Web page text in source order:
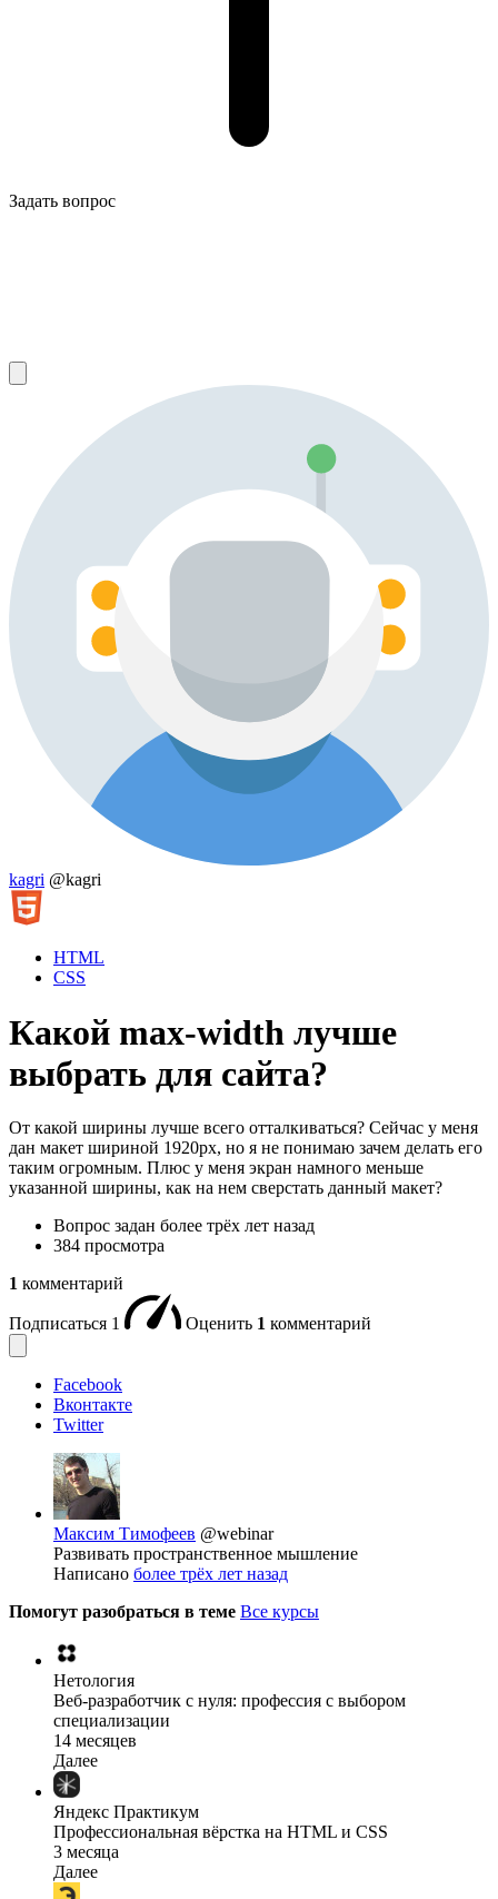
Задать вопрос
kagri @kagri
HTML
CSS
Какой max-width лучше
выбрать для сайта?
От какой ширины лучше всего отталкиваться? Сейчас у меня
дан макет шириной 1920px, но я не понимаю зачем делать его
таким огромным. Плюс у меня экран намного меньше
указанной ширины, как на нем сверстать данный макет?
Вопрос задан более трёх лет назад
384 просмотра
1 комментарий
Подписаться 1 Оценить 1 комментарий
Facebook
Вконтакте
Twitter
Максим Тимофеев @webinar
Развивать пространственное мышление
Написано более трёх лет назад
Помогут разобраться в теме Все курсы
Нетология
Веб-разработчик с нуля: профессия с выбором
специализации
14 месяцев
Далее
Яндекс Практикум
Профессиональная вёрстка на HTML и CSS
3 месяца
Далее